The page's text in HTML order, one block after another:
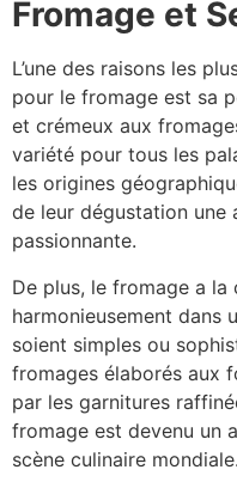
Fromage et
L’une des raisons les
pour le fromage est sa
et crémeux aux
variété pour tous les
les origines
de leur dégustation une
passionnante.
De plus, le fromage a
harmonieusement dans
soient simples ou
fromages élaborés aux
par les garnitures
fromage est devenu un
scène culinaire mondiale.